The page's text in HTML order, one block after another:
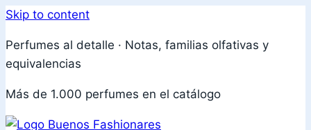
Skip to content
Perfumes al detalle · Notas, familias olfativas y
equivalencias
Más de 1.000 perfumes en el catálogo